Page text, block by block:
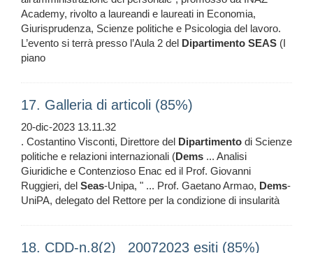
Academy, rivolto a laureandi e laureati in Economia,
Giurisprudenza, Scienze politiche e Psicologia del lavoro.
L’evento si terrà presso l’Aula 2 del Dipartimento SEAS (I
piano
17. Galleria di articoli (85%)
20-dic-2023 13.11.32
. Costantino Visconti, Direttore del Dipartimento di Scienze
politiche e relazioni internazionali (Dems ... Analisi
Giuridiche e Contenzioso Enac ed il Prof. Giovanni
Ruggieri, del Seas-Unipa, " ... Prof. Gaetano Armao, Dems-
UniPA, delegato del Rettore per la condizione di insularità
18. CDD-n.8(2)_ 20072023 esiti (85%)